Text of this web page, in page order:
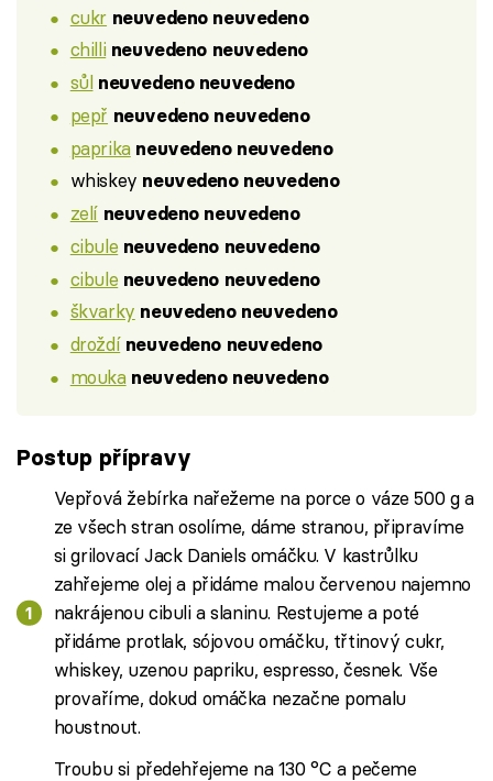
cukr neuvedeno neuvedeno
chilli neuvedeno neuvedeno
sůl neuvedeno neuvedeno
pepř neuvedeno neuvedeno
paprika neuvedeno neuvedeno
whiskey neuvedeno neuvedeno
zelí neuvedeno neuvedeno
cibule neuvedeno neuvedeno
cibule neuvedeno neuvedeno
škvarky neuvedeno neuvedeno
droždí neuvedeno neuvedeno
mouka neuvedeno neuvedeno
Postup přípravy
Vepřová žebírka nařežeme na porce o váze 500 g a
ze všech stran osolíme, dáme stranou, připravíme
si grilovací Jack Daniels omáčku. V kastrůlku
zahřejeme olej a přidáme malou červenou najemno
nakrájenou cibuli a slaninu. Restujeme a poté
přidáme protlak, sójovou omáčku, třtinový cukr,
whiskey, uzenou papriku, espresso, česnek. Vše
provaříme, dokud omáčka nezačne pomalu
houstnout.
Troubu si předehřejeme na 130 °C a pečeme